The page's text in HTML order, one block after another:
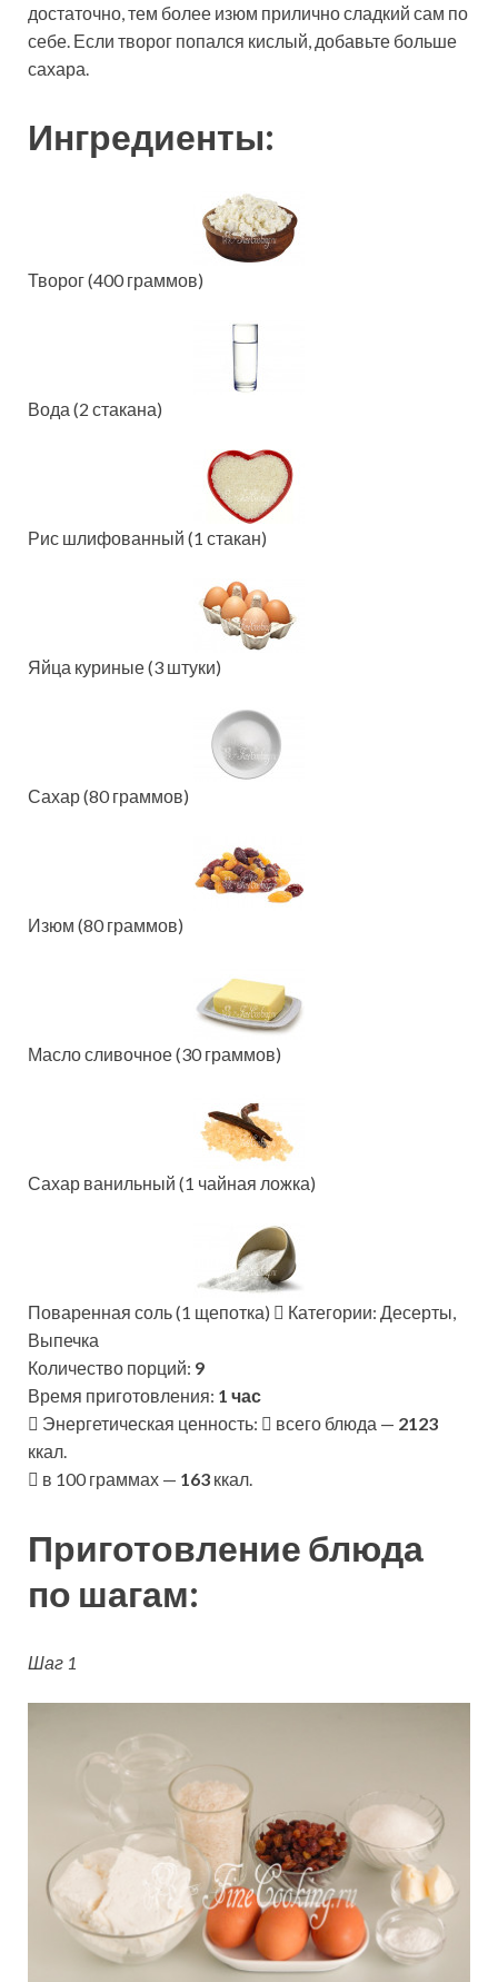
достаточно, тем более изюм прилично сладкий сам по
себе. Если творог попался кислый, добавьте больше
сахара.
Ингредиенты:
Творог (400 граммов)
Вода (2 стакана)
Рис шлифованный (1 стакан)
Яйца куриные (3 штуки)
Сахар (80 граммов)
Изюм (80 граммов)
Масло сливочное (30 граммов)
Сахар ванильный (1 чайная ложка)
Поваренная соль (1 щепотка)
Категории: Десерты,
Выпечка
Количество порций: 9
Время приготовления: 1 час
Энергетическая ценность:
всего блюда — 2123
ккал.
в 100 граммах — 163 ккал.
Приготовление блюда
по шагам:
Шаг 1